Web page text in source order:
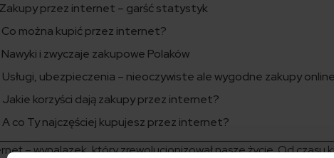
Zakupy przez internet – garść statystyk
Co można kupić przez internet?
Nawyki i zwyczaje zakupowe Polaków
Usługi, ubezpieczenia – nieoczywiste ale wygodne zakupy online
Jakie korzyści dają zakupy przez internet?
A co Ty najczęściej kupujesz przez internet?
– wynalazek, który zrewolucjonizował nasze życie. Od czasu